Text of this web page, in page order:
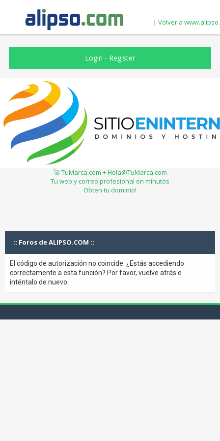
| Volver a
Login - Register
🚀 TuMarca.com + Hola@TuMarca.com
Tu web y correo profesional en minutos
Obten tu dominio!
:: Foros de ALIPSO.COM ::
El código de autorización no coincide. ¿Estás accediendo
correctamente a esta función? Por favor, vuelve atrás e
inténtalo de nuevo.